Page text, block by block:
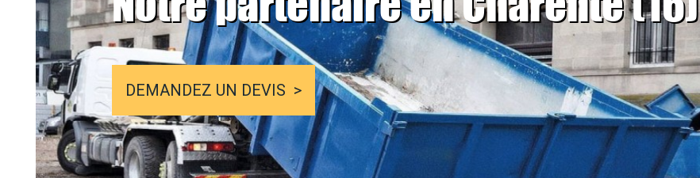
DEMANDEZ UN DEVIS